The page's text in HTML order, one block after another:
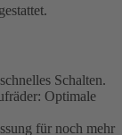
Schalten.
Optimale
für noch mehr